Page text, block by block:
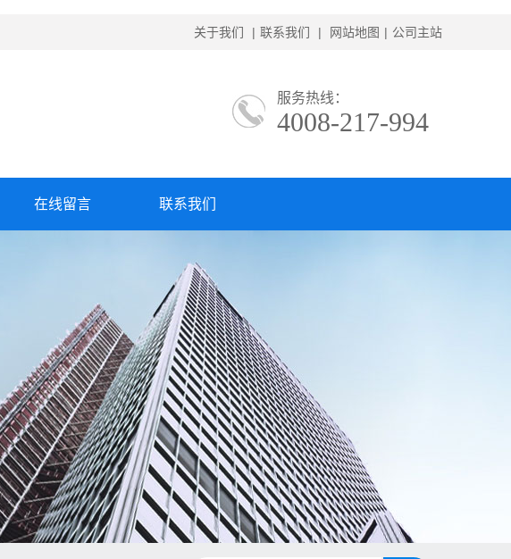
关于我们 | 联系我们 | 网站地图 | 公司主站
服务热线：
4008-217-994
在线留言 联系我们